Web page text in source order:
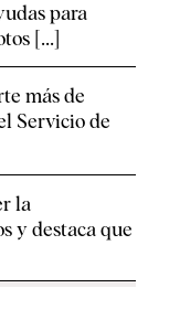
para
[...]
más de
Servicio de
la
y destaca que